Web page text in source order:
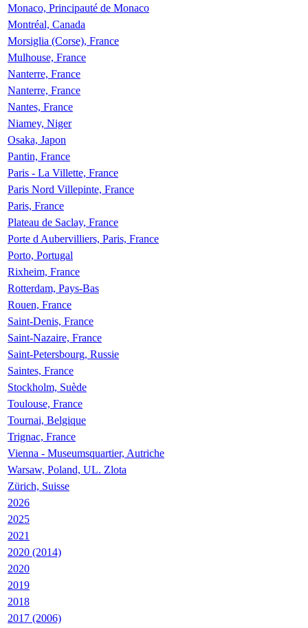
Monaco, Principauté de Monaco
Montréal, Canada
Morsiglia (Corse), France
Mulhouse, France
Nanterre, France
Nanterre, France
Nantes, France
Niamey, Niger
Osaka, Japon
Pantin, France
Paris - La Villette, France
Paris Nord Villepinte, France
Paris, France
Plateau de Saclay, France
Porte d Aubervilliers, Paris, France
Porto, Portugal
Rixheim, France
Rotterdam, Pays-Bas
Rouen, France
Saint-Denis, France
Saint-Nazaire, France
Saint-Petersbourg, Russie
Saintes, France
Stockholm, Suède
Toulouse, France
Tournai, Belgique
Trignac, France
Vienna - Museumsquartier, Autriche
Warsaw, Poland, UL. Zlota
Zürich, Suisse
2026
2025
2021
2020 (2014)
2020
2019
2018
2017 (2006)